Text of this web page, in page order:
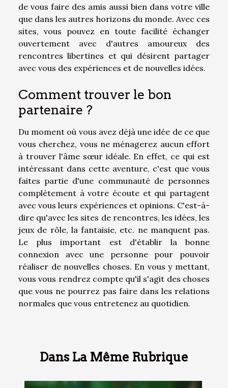
de vous faire des amis aussi bien dans votre ville
que dans les autres horizons du monde. Avec ces
sites, vous pouvez en toute facilité échanger
ouvertement avec d'autres amoureux des
rencontres libertines et qui désirent partager
avec vous des expériences et de nouvelles idées.
Comment trouver le bon
partenaire ?
Du moment où vous avez déjà une idée de ce que
vous cherchez, vous ne ménagerez aucun effort
à trouver l'âme sœur idéale. En effet, ce qui est
intéressant dans cette aventure, c'est que vous
faites partie d'une communauté de personnes
complètement à votre écoute et qui partagent
avec vous leurs expériences et opinions. C'est-à-
dire qu'avec les sites de rencontres, les idées, les
jeux de rôle, la fantaisie, etc. ne manquent pas.
Le plus important est d'établir la bonne
connexion avec une personne pour pouvoir
réaliser de nouvelles choses. En vous y mettant,
vous vous rendrez compte qu'il s'agit des choses
que vous ne pourrez pas faire dans les relations
normales que vous entretenez au quotidien.
Dans La Même Rubrique